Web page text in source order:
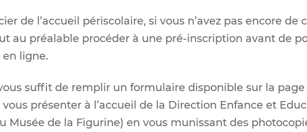
de l’accueil périscolaire, si vous n’avez pas encore de
au préalable procéder à une pré-inscription avant de
en ligne.
suffit de remplir un formulaire disponible sur la
vous présenter à l’accueil de la Direction Enfance et
Musée de la Figurine) en vous munissant des